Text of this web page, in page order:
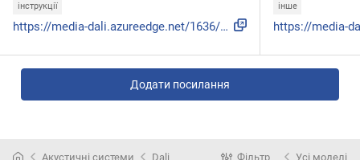
інструкції
https://media-dali.azureedge.net/1636/rubicon-user-manual.p...
інше
Додати посилання
Акустичні системи Dali Фільтр Усі моделі